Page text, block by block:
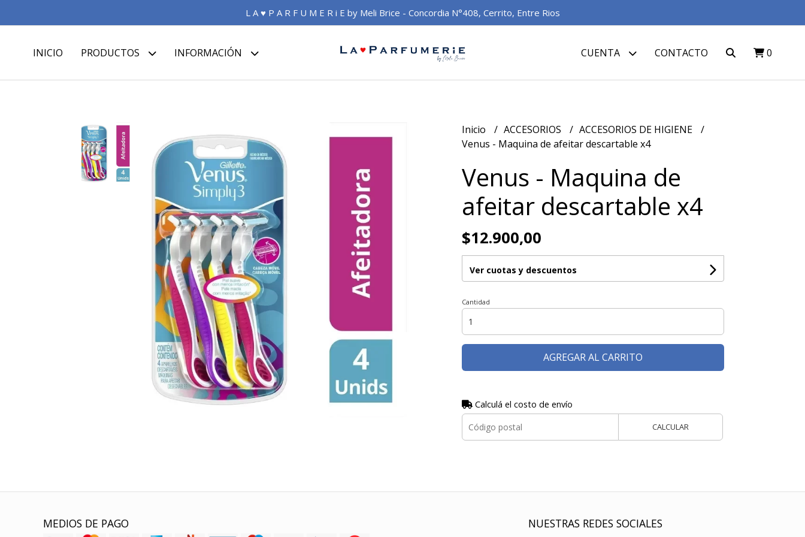
L A ♥ P A R F U M E R i E by Meli Brice - Concordia N°408, Cerrito, Entre Rios
INICIO PRODUCTOS INFORMACIÓN CUENTA CONTACTO 0
Inicio ACCESORIOS
ACCESORIOS DE HIGIENE
Venus - Maquina de afeitar descartable x4
Venus - Maquina de
afeitar descartable x4
$12.900,00
Ver cuotas y descuentos
Cantidad
AGREGAR AL CARRITO
Calculá el costo de envío
CALCULAR
MEDIOS DE PAGO NUESTRAS REDES SOCIALES